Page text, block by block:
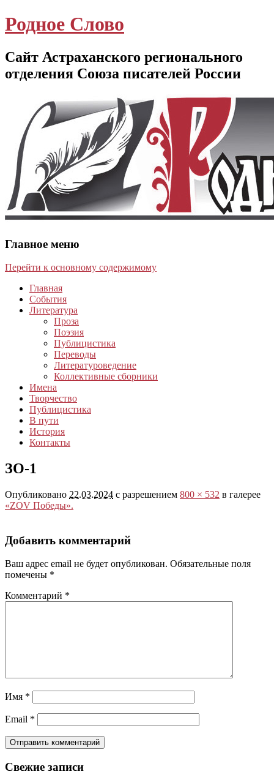
Родное Слово
Сайт Астраханского регионального
отделения Союза писателей России
Главное меню
Перейти к основному содержимому
Главная
События
Литература
Проза
Поэзия
Публицистика
Переводы
Литературоведение
Коллективные сборники
Имена
Творчество
Публицистика
В пути
История
Контакты
ЗО-1
Опубликовано 22.03.2024 с разрешением 800 × 532 в галерее
«ZOV Победы».
Добавить комментарий
Ваш адрес email не будет опубликован. Обязательные поля
помечены *
Комментарий *
Имя *
Email *
Свежие записи